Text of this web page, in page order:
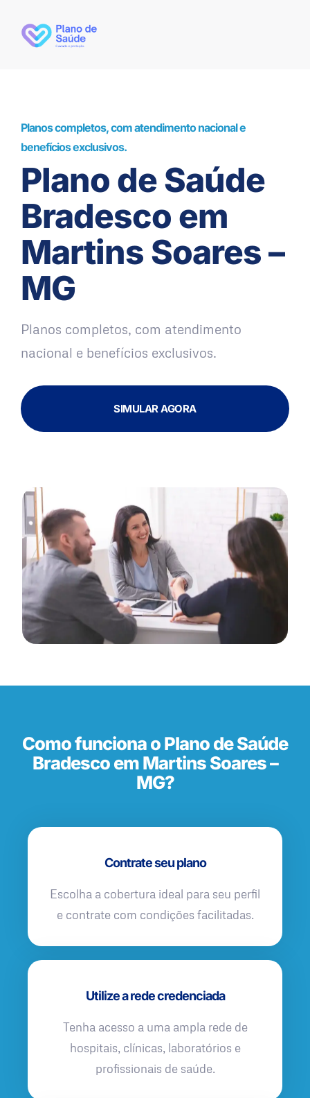
Planos completos, com atendimento nacional e
benefícios exclusivos.
Plano de Saúde
Bradesco em
Martins Soares –
MG
Planos completos, com atendimento
nacional e benefícios exclusivos.
SIMULAR AGORA
Como funciona o Plano de Saúde
Bradesco em Martins Soares –
MG?
Contrate seu plano
Escolha a cobertura ideal para seu perfil
e contrate com condições facilitadas.
Utilize a rede credenciada
Tenha acesso a uma ampla rede de
hospitais, clínicas, laboratórios e
profissionais de saúde.